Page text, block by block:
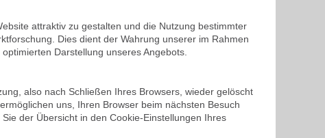
attraktiv zu gestalten und die Nutzung bestimmter
Dies dient der Wahrung unserer im Rahmen
Darstellung unseres Angebots.
also nach Schließen Ihres Browsers, wieder gelöscht
uns, Ihren Browser beim nächsten Besuch
der Übersicht in den Cookie-Einstellungen Ihres